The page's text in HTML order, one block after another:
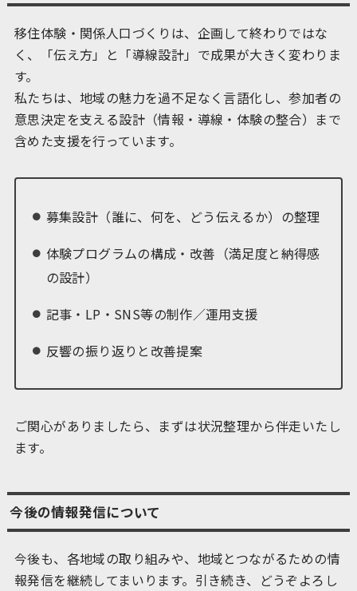
移住体験・関係人口づくりは、企画して終わりではな
く、「伝え方」と「導線設計」で成果が大きく変わりま
す。
私たちは、地域の魅力を過不足なく言語化し、参加者の
意思決定を支える設計（情報・導線・体験の整合）まで
含めた支援を行っています。
募集設計（誰に、何を、どう伝えるか）の整理
体験プログラムの構成・改善（満足度と納得感
の設計）
記事・LP・SNS等の制作／運用支援
反響の振り返りと改善提案
ご関心がありましたら、まずは状況整理から伴走いたし
ます。
今後の情報発信について
今後も、各地域の取り組みや、地域とつながるための情
報発信を継続してまいります。引き続き、どうぞよろし